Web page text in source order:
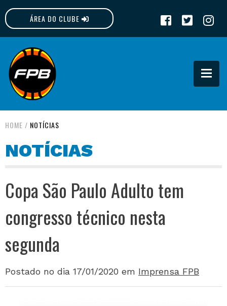
ÁREA DO CLUBE
FPB
HOME / NOTÍCIAS
NOTÍCIAS
Copa São Paulo Adulto tem
congresso técnico nesta
segunda
Postado no dia 17/01/2020 em Imprensa FPB